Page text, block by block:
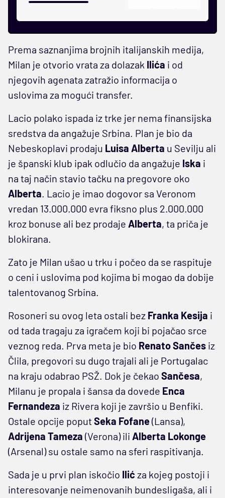
Prema saznanjima brojnih italijanskih medija,
Milan je otvorio vrata za dolazak Ilića i od
njegovih agenata zatražio informacija o
uslovima za mogući transfer.
Lacio polako ispada iz trke jer nema finansijska
sredstva da angažuje Srbina. Plan je bio da
Nebeskoplavi prodaju Luisa Alberta u Sevilju ali
je španski klub ipak odlučio da angažuje Iska i
na taj način stavio tačku na pregovore oko
Alberta. Lacio je imao dogovor sa Veronom
vredan 13.000.000 evra fiksno plus 2.000.000
kroz bonuse ali bez prodaje Alberta, ta priča je
blokirana.
Zato je Milan ušao u trku i počeo da se raspituje
o ceni i uslovima pod kojima bi mogao da dobije
talentovanog Srbina.
Rosoneri su ovog leta ostali bez Franka Kesija i
od tada tragaju za igračem koji bi pojačao srce
veznog reda. Prva meta je bio RenatoSančes iz
Člila, pregovori su dugo trajali ali je Portugalac
na kraju odabrao PSŽ. Dok je čekao Sančesa,
Milanu je propala i šansa da dovede Enca
Fernandeza iz Rivera koji je završio u Benfiki.
Ostale opcije poputSeka Fofane(Lansa),
Adrijena Tameza (Verona) ili Alberta Lokonge
(Arsenal) su ostale samo na sferi raspitivanja.
Sada je u prvi plan iskočio Ilić za kojeg postoji i
interesovanje neimenovanih bundesligaša, ali i